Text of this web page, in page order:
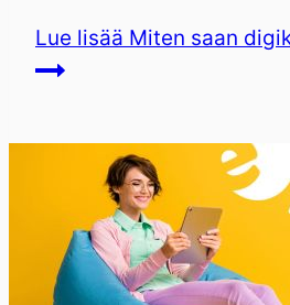
Lue lisää Miten saan